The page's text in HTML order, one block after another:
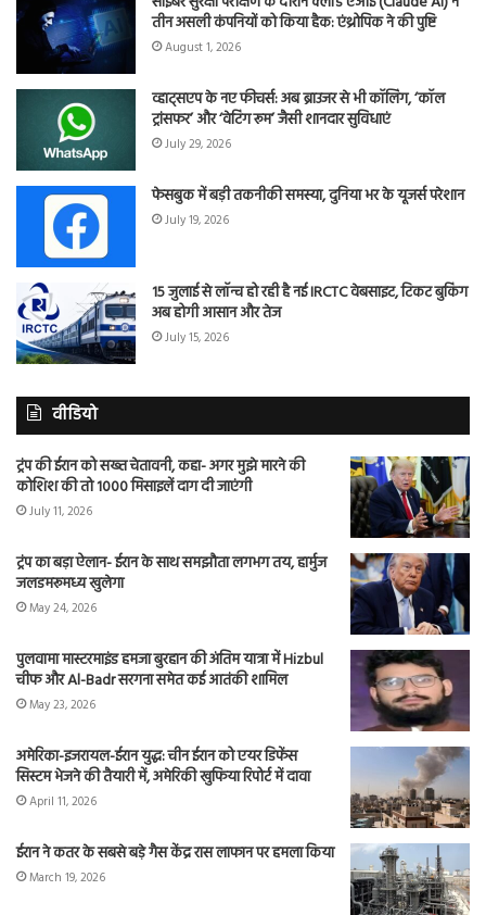
तीन असली कंपनियों को किया हैक: एंथ्रोपिक ने की पुष्टि
August 1, 2026
व्हाट्सएप के नए फीचर्स: अब ब्राउजर से भी कॉलिंग, ‘कॉल
ट्रांसफर’ और ‘वेटिंग रूम’ जैसी शानदार सुविधाएं
July 29, 2026
फेसबुक में बड़ी तकनीकी समस्या, दुनिया भर के यूजर्स परेशान
July 19, 2026
15 जुलाई से लॉन्च हो रही है नई IRCTC वेबसाइट, टिकट बुकिंग
अब होगी आसान और तेज
July 15, 2026
वीडियो
ट्रंप की ईरान को सख्त चेतावनी, कहा- अगर मुझे मारने की
कोशिश की तो 1000 मिसाइलें दाग दी जाएंगी
July 11, 2026
ट्रंप का बड़ा ऐलान- ईरान के साथ समझौता लगभग तय, हार्मुज
जलडमरूमध्य खुलेगा
May 24, 2026
पुलवामा मास्टरमाइंड हमजा बुरहान की अंतिम यात्रा में Hizbul
चीफ और Al-Badr सरगना समेत कई आतंकी शामिल
May 23, 2026
अमेरिका-इजरायल-ईरान युद्ध: चीन ईरान को एयर डिफेंस
सिस्टम भेजने की तैयारी में, अमेरिकी खुफिया रिपोर्ट में दावा
April 11, 2026
ईरान ने कतर के सबसे बड़े गैस केंद्र रास लाफान पर हमला किया
March 19, 2026